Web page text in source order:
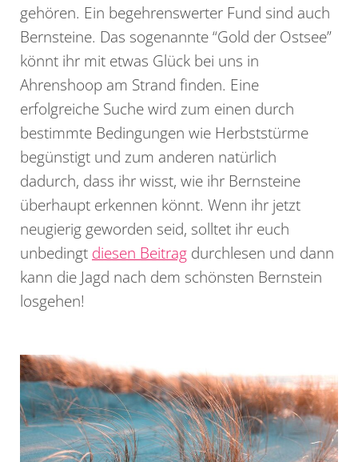
gehören. Ein begehrenswerter Fund sind auch
Bernsteine. Das sogenannte “Gold der Ostsee”
könnt ihr mit etwas Glück bei uns in
Ahrenshoop am Strand finden. Eine
erfolgreiche Suche wird zum einen durch
bestimmte Bedingungen wie Herbststürme
begünstigt und zum anderen natürlich
dadurch, dass ihr wisst, wie ihr Bernsteine
überhaupt erkennen könnt. Wenn ihr jetzt
neugierig geworden seid, solltet ihr euch
unbedingt diesen Beitrag durchlesen und dann
kann die Jagd nach dem schönsten Bernstein
losgehen!